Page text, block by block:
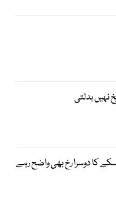
نہیں بدلتی
کا دوسرا رخ بھی واضح رہے